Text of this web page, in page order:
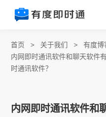
首页 > 关于我们 >有度博
内网即时通讯软件和聊天软件
时通讯软件？
内网即时通讯软件和